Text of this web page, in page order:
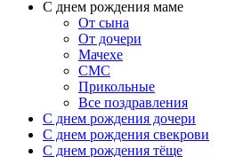
С днем рождения маме
От сына
От дочери
Мачехе
СМС
Прикольные
Все поздравления
C днем рождения дочери
C днем рождения свекрови
C днем рождения тёще